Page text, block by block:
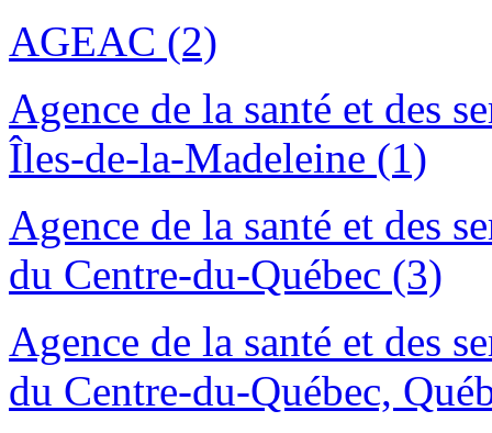
AGEAC (2)
Agence de la santé et des
Îles-de-la-Madeleine (1)
Agence de la santé et des
du Centre-du-Québec (3)
Agence de la santé et des
du Centre-du-Québec,